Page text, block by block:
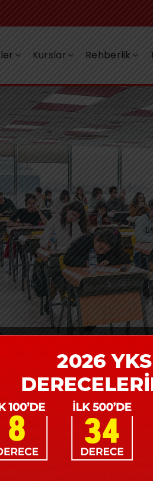
Kurslar Rehberlik
Heyecanı!
bursluluk sınavımız
bursluluk sınavlarımıza